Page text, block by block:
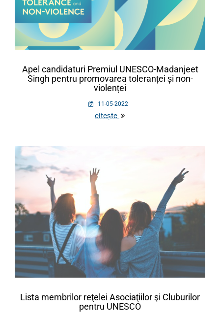
Apel candidaturi Premiul UNESCO-Madanjeet
Singh pentru promovarea toleranței și non-
violenței
11-05-2022
citește
Lista membrilor reţelei Asociaţiilor şi Cluburilor
pentru UNESCO